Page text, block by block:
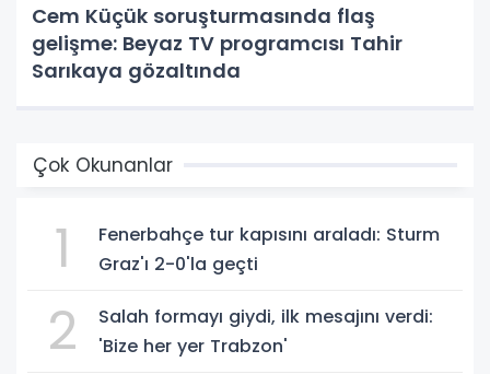
Cem Küçük soruşturmasında flaş
gelişme: Beyaz TV programcısı Tahir
Sarıkaya gözaltında
Çok Okunanlar
1
Fenerbahçe tur kapısını araladı: Sturm
Graz'ı 2-0'la geçti
2
Salah formayı giydi, ilk mesajını verdi:
'Bize her yer Trabzon'